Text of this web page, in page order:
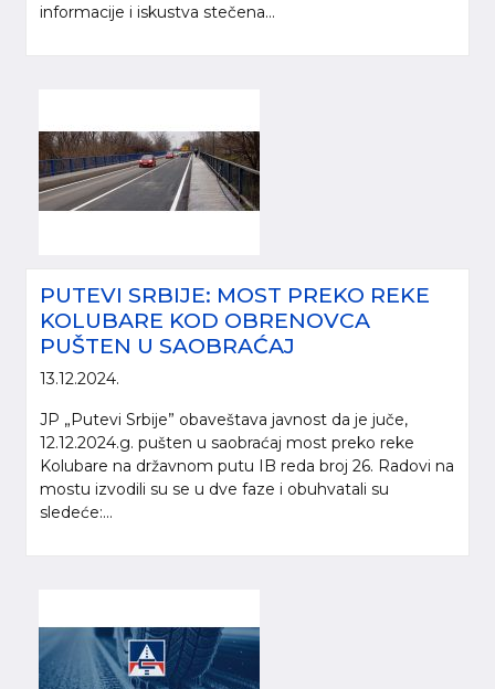
informacije i iskustva stečena...
PUTEVI SRBIJE: MOST PREKO REKE
KOLUBARE KOD OBRENOVCA
PUŠTEN U SAOBRAĆAJ
13.12.2024.
JP „Putevi Srbije” obaveštava javnost da je juče,
12.12.2024.g. pušten u saobraćaj most preko reke
Kolubare na državnom putu IB reda broj 26. Radovi na
mostu izvodili su se u dve faze i obuhvatali su
sledeće:...